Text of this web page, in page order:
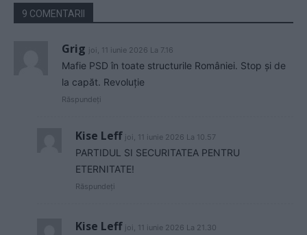
9 COMENTARII
Grig joi, 11 iunie 2026 La 7.16
Mafie PSD în toate structurile României. Stop și de
la capăt. Revoluție
Răspundeți
Kise Leff joi, 11 iunie 2026 La 10.57
PARTIDUL SI SECURITATEA PENTRU
ETERNITATE!
Răspundeți
Kise Leff joi, 11 iunie 2026 La 21.30